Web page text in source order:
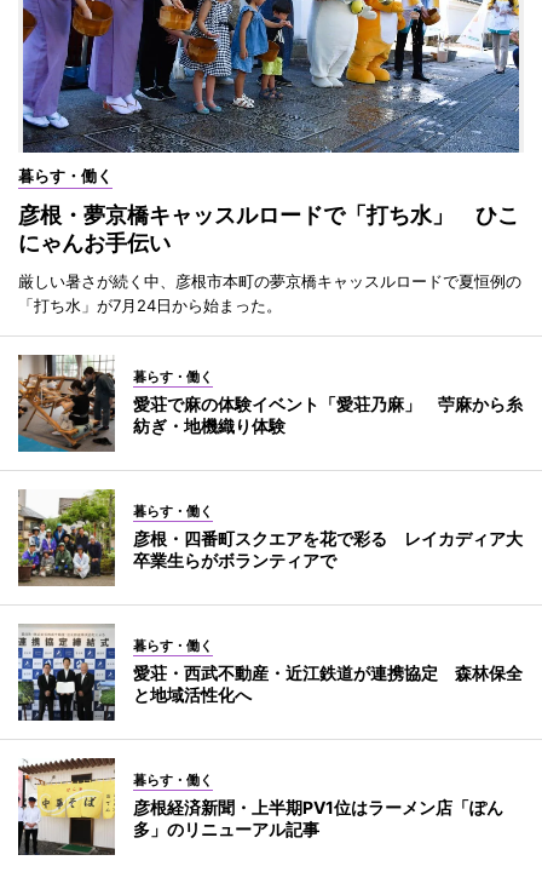
暮らす・働く
彦根・夢京橋キャッスルロードで「打ち水」 ひこ
にゃんお手伝い
厳しい暑さが続く中、彦根市本町の夢京橋キャッスルロードで夏恒例の
「打ち水」が7月24日から始まった。
暮らす・働く
愛荘で麻の体験イベント「愛荘乃麻」 苧麻から糸
紡ぎ・地機織り体験
暮らす・働く
彦根・四番町スクエアを花で彩る レイカディア大
卒業生らがボランティアで
暮らす・働く
愛荘・西武不動産・近江鉄道が連携協定 森林保全
と地域活性化へ
暮らす・働く
彦根経済新聞・上半期PV1位はラーメン店「ぽん
多」のリニューアル記事